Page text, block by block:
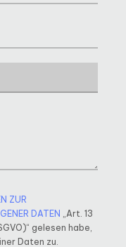
ZUR
DATEN
„Art. 13
gelesen habe,
Daten zu.